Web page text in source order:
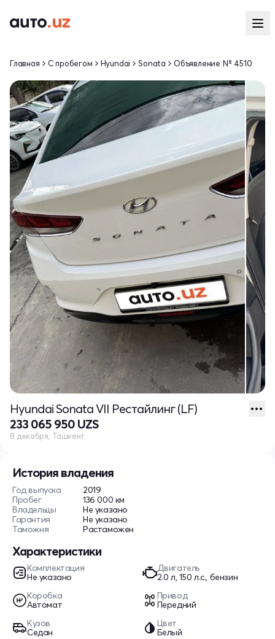
История владения
Год выпуска
2019
Пробег
136 000 км
Владельцы
Не указано
Гарантия
Не указано
Таможня
Растаможен
Характеристики
Комплектация
Не указано
Двигатель
2.0 л, 150 л.с., бензин
Коробка
Автомат
Привод
Передний
Кузов
Седан
Цвет
Белый
Главная С пробегом Hyundai Sonata Объявление № 4510
Hyundai Sonata VII Рестайлинг (LF)
233 065 950 UZS
8 декабря, Ташкент